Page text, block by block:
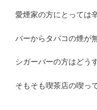
愛煙家の方にとっては
バーからタバコの煙が
シガーバーの方はどう
そもそも喫茶店の喫っ